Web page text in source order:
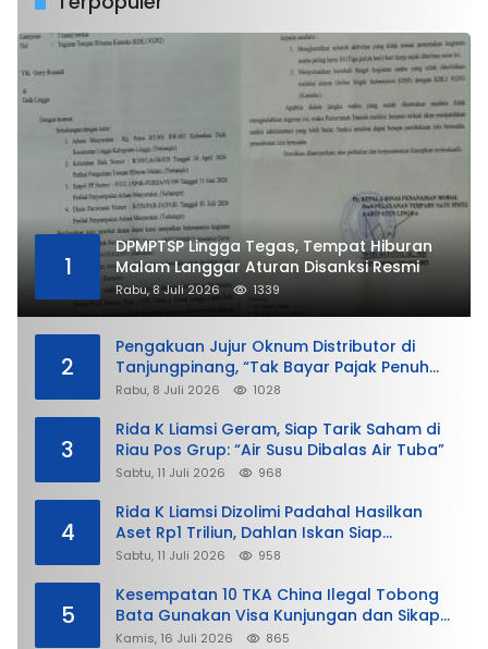
1
DPMPTSP Lingga Tegas, Tempat Hiburan
Malam Langgar Aturan Disanksi Resmi
Rabu, 8 Juli 2026 1339
2
Pengakuan Jujur Oknum Distributor di
Tanjungpinang, “Tak Bayar Pajak Penuh
demi Untung”
Rabu, 8 Juli 2026 1028
3
Rida K Liamsi Geram, Siap Tarik Saham di
Riau Pos Grup: “Air Susu Dibalas Air Tuba”
Sabtu, 11 Juli 2026 968
4
Rida K Liamsi Dizolimi Padahal Hasilkan
Aset Rp1 Triliun, Dahlan Iskan Siap
Membela
Sabtu, 11 Juli 2026 958
5
Kesempatan 10 TKA China Ilegal Tobong
Bata Gunakan Visa Kunjungan dan Sikap
Lunak Ditjen Imigrasi Kepri?
Kamis, 16 Juli 2026 865